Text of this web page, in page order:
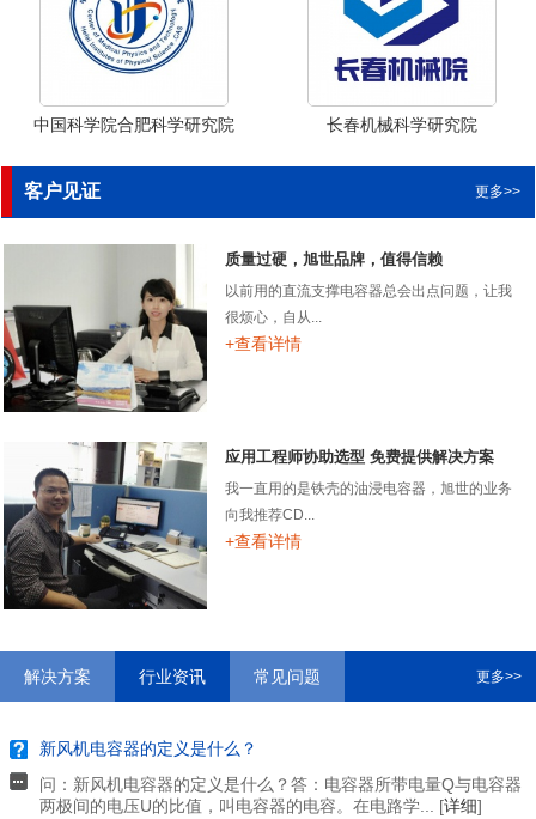
中国科学院合肥科学研究院 长春机械科学研究院
客户见证 更多>>
质量过硬，旭世品牌，值得信赖
以前用的直流支撑电容器总会出点问题，让我
很烦心，自从...
+查看详情
应用工程师协助选型 免费提供解决方案
我一直用的是铁壳的油浸电容器，旭世的业务
向我推荐CD...
+查看详情
解决方案 行业资讯 常见问题 更多>>
新风机电容器的定义是什么？
问：新风机电容器的定义是什么？答：电容器所带电量Q与电容器
两极间的电压U的比值，叫电容器的电容。在电路学... [详细]